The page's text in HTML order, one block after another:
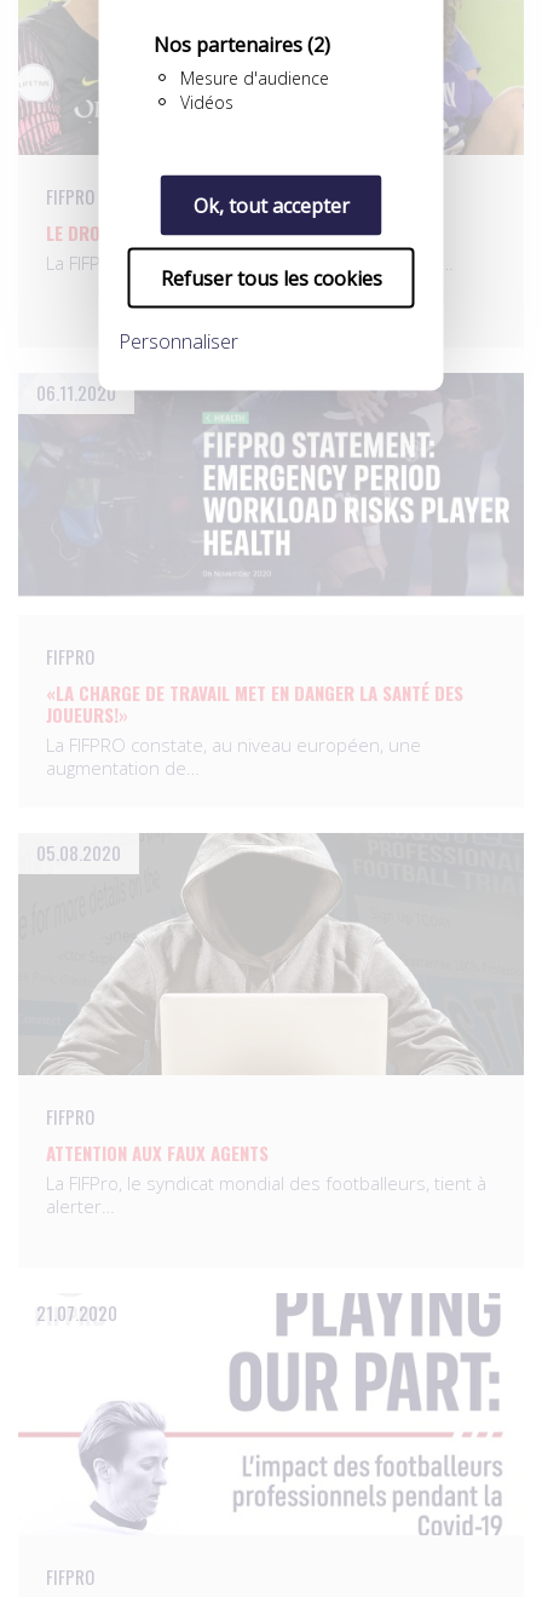
Nos partenaires(2)
Mesure d'audience
Vidéos
Ok, tout accepter
Refuser tous les cookies
Personnaliser
FIFPRO
LE DROIT AU CONGÉ MATERNITÉ…
La FIFPRO et l’UNFP se félicitent de l’introduction…
06.11.2020
FIFPRO
«LA CHARGE DE TRAVAIL MET EN DANGER LA SANTÉ DES
JOUEURS!»
La FIFPRO constate, au niveau européen, une
augmentation de…
05.08.2020
FIFPRO
ATTENTION AUX FAUX AGENTS
La FIFPro, le syndicat mondial des footballeurs, tient à
alerter…
21.07.2020
FIFPRO